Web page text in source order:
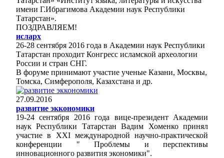
имени Г.Ибрагимова Академии наук Республики
Татарстан».
ПОЗДРАВЛЯЕМ!
исларх
26-28 сентября 2016 года в Академии наук Республики
Татарстан проходит Конгресс исламской археологии
России и стран СНГ.
В форуме принимают участие ученые Казани, Москвы,
Томска, Симферополя, Казахстана и др.
27.09.2016
развитие эккономики
19-24 сентября 2016 года вице-президент Академии
наук Республики Татарстан Вадим Хоменко принял
участие в ХХI международной научно-практической
конференции " Проблемы и перспективы
инновационного развития экономики".